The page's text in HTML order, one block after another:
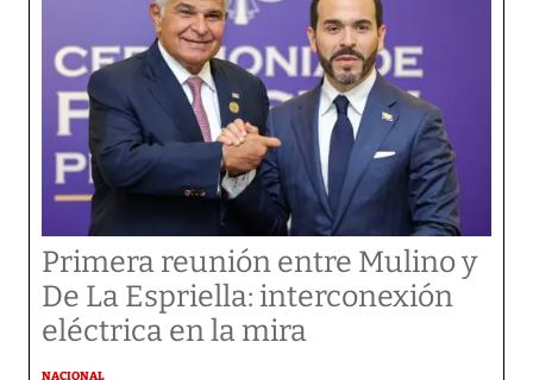
Primera reunión entre Mulino y
De La Espriella: interconexión
eléctrica en la mira
NACIONAL